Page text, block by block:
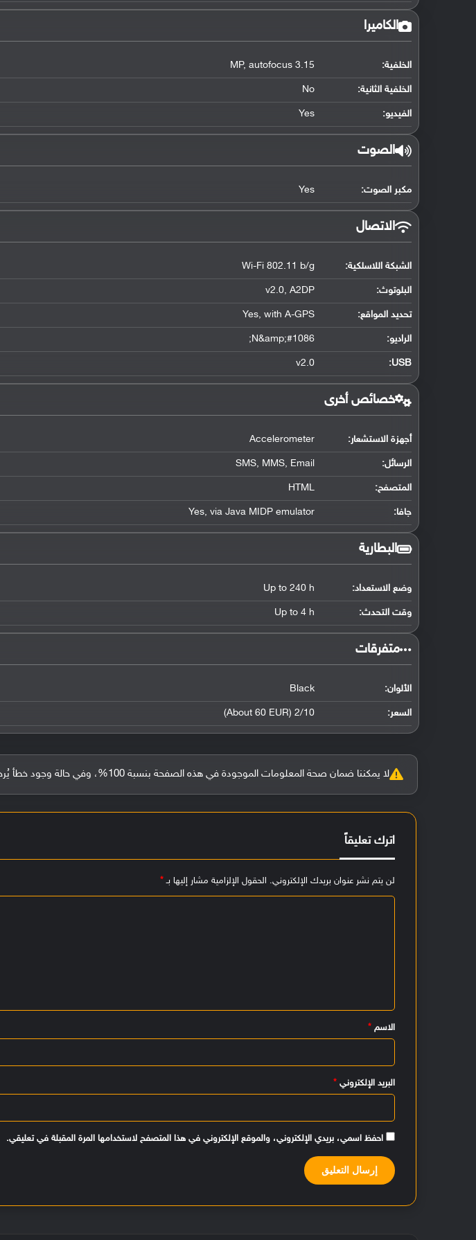
الكاميرا
الخلفية: 3.15 MP, autofocus
الخلفية الثانية: No
الفيديو: Yes
الصوت
مكبر الصوت: Yes
الاتصال
الشبكة اللاسلكية: Wi-Fi 802.11 b/g
البلوتوث:
v2.0, A2DP
تحديد المواقع:
Yes, with A-GPS
الراديو: N&amp;#1086;
USB
:
v2.0
خصائص أخرى
أجهزة الاستشعار: Accelerometer
الرسائل: SMS, MMS, Email
المتصفح: HTML
جافا: Yes, via Java MIDP emulator
البطارية
وضع الاستعداد: Up to 240 h
وقت التحدث: Up to 4 h
‏متفرقات‏
الألوان: Black
السعر: 2/10 (About 60 EUR)
لا يمكننا ضمان صحة المعلومات الموجودة في هذه الصفحة بنسبة 100%، وفي حالة وجود خطأ يُرجى
اترك تعليقاً
لن يتم نشر عنوان بريدك الإلكتروني. الحقول الإلزامية مشار إليها بـ*
الاسم*
البريد الإلكتروني*
احفظ اسمي، بريدي الإلكتروني، والموقع الإلكتروني في هذا المتصفح لاستخدامها المرة المقبلة في تعليقي.